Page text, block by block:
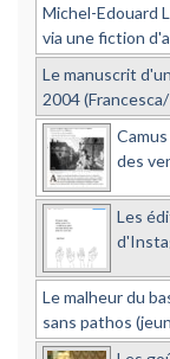
Michel-Edouard
via une fiction
Le manuscrit
2004
des
Les
Le malheur du
sans pathos